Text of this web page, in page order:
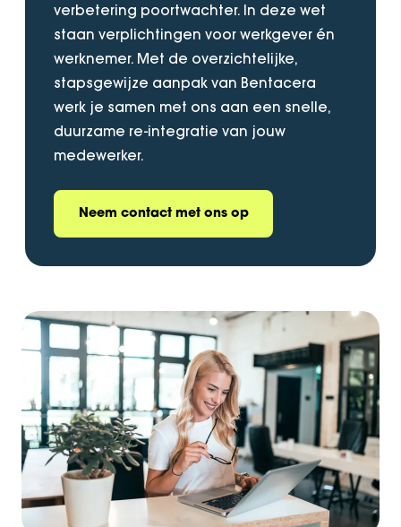
verbetering poortwachter. In deze wet
staan verplichtingen voor werkgever én
werknemer. Met de overzichtelijke,
stapsgewijze aanpak van Bentacera
werk je samen met ons aan een snelle,
duurzame re-integratie van jouw
medewerker.
Neem contact met ons op